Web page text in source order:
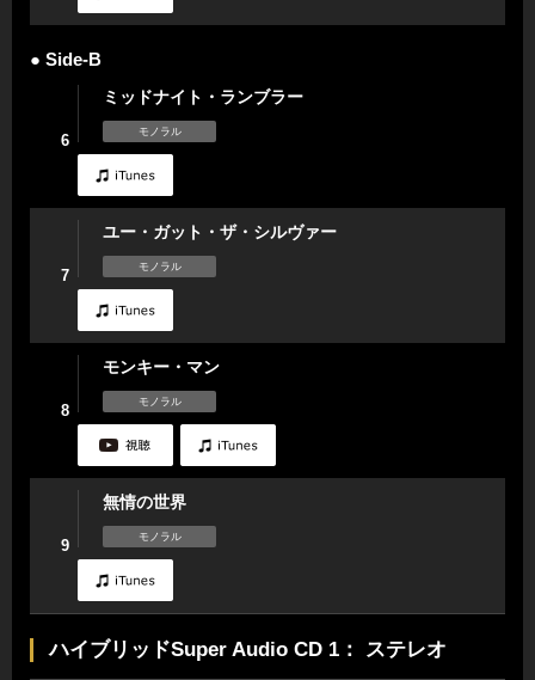
● Side-B
6
ミッドナイト・ランブラー
モノラル
7
ユー・ガット・ザ・シルヴァー
モノラル
8
モンキー・マン
モノラル
9
無情の世界
モノラル
ハイブリッドSuper Audio CD 1： ステレオ